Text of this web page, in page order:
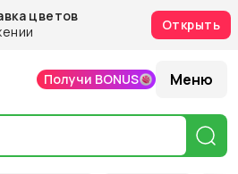
цветов
Открыть
Получи BONUS Меню